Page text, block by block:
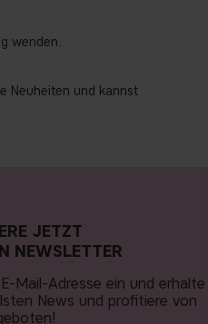
wenden.
Neuheiten und kannst
JETZT
NEWSLETTER
Mail-Adresse ein und erhalte
News und profitiere von